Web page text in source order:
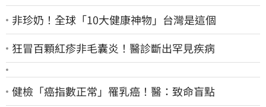
非珍奶！全球「10大健康神物」台灣是這個
狂冒百顆紅疹非毛囊炎！醫診斷出罕見疾病
健檢「癌指數正常」罹乳癌！醫：致命盲點